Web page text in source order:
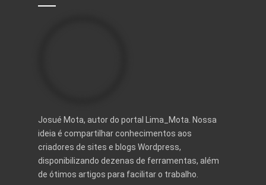
Josué Mota, autor do portal Lima_Mota. Nossa
ideia é compartilhar conhecimentos aos
criadores de sites e blogs Wordpress,
disponibilizando dezenas de ferramentas, além
de ótimos artigos para facilitar o trabalho.